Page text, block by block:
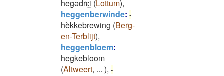
hegǝdrɛ̄i̯ (Lottum),
heggenberwinde: -
hèkkebrewing (Berg-
en-Terblijt),
heggenbloem:
hegkebloom
(Altweert, ... ), -